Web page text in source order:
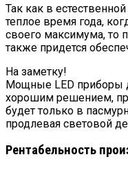
Так как в
теплое время года,
своего максимума, то
также придется
На заметку!
Мощные LED приборы
хорошим решением,
будет только в
продлевая световой
Рентабельность